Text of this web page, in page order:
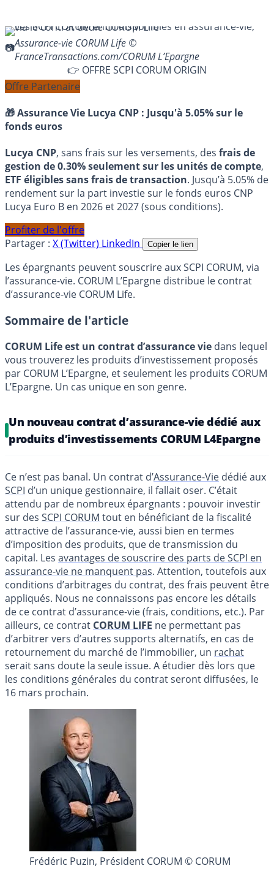
Assurance-vie CORUM Life ©
FranceTransactions.com/CORUM L’Epargne
👉 OFFRE SCPI CORUM ORIGIN
Offre Partenaire
🎁 Assurance Vie Lucya CNP : Jusqu'à 5.05% sur le
fonds euros
Lucya CNP, sans frais sur les versements, des frais de
gestion de 0.30% seulement sur les unités de compte,
ETF éligibles sans frais de transaction. Jusqu’à 5.05% de
rendement sur la part investie sur le fonds euros CNP
Lucya Euro B en 2026 et 2027 (sous conditions).
Profiter de l'offre
Partager : X (Twitter) LinkedIn Copier le lien
Les épargnants peuvent souscrire aux SCPI CORUM, via
l’assurance-vie. CORUM L’Epargne distribue le contrat
d’assurance-vie CORUM Life.
Sommaire de l'article
CORUM Life est un contrat d’assurance vie dans lequel
vous trouverez les produits d’investissement proposés
par CORUM L’Epargne, et seulement les produits CORUM
L’Epargne. Un cas unique en son genre.
Un nouveau contrat d’assurance-vie dédié aux
produits d’investissements CORUM L4Epargne
Ce n’est pas banal. Un contrat d’Assurance-Vie dédié aux
SCPI d’un unique gestionnaire, il fallait oser. C’était
attendu par de nombreux épargnants : pouvoir investir
sur des SCPI CORUM tout en bénéficiant de la fiscalité
attractive de l’assurance-vie, aussi bien en termes
d’imposition des produits, que de transmission du
capital. Les avantages de souscrire des parts de SCPI en
assurance-vie ne manquent pas. Attention, toutefois aux
conditions d’arbitrages du contrat, des frais peuvent être
appliqués. Nous ne connaissons pas encore les détails
de ce contrat d’assurance-vie (frais, conditions, etc.). Par
ailleurs, ce contrat CORUM LIFE ne permettant pas
d’arbitrer vers d’autres supports alternatifs, en cas de
retournement du marché de l’immobilier, un rachat
serait sans doute la seule issue. A étudier dès lors que
les conditions générales du contrat seront diffusées, le
16 mars prochain.
Frédéric Puzin, Président CORUM © CORUM